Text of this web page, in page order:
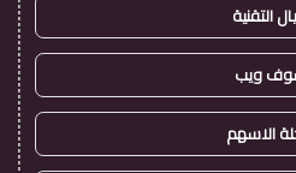
التقنية
ويب
الاسهم